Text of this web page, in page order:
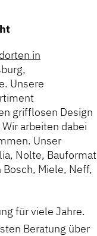
in
Unsere
grifflosen Design
arbeiten dabei
Unser
Nolte, Bauformat
Miele, Neff,
für viele Jahre.
Beratung über